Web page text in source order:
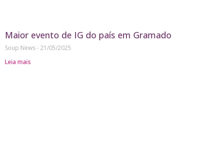
Maior evento de IG do país em Gramado
Soup News 21/05/2025
Leia mais